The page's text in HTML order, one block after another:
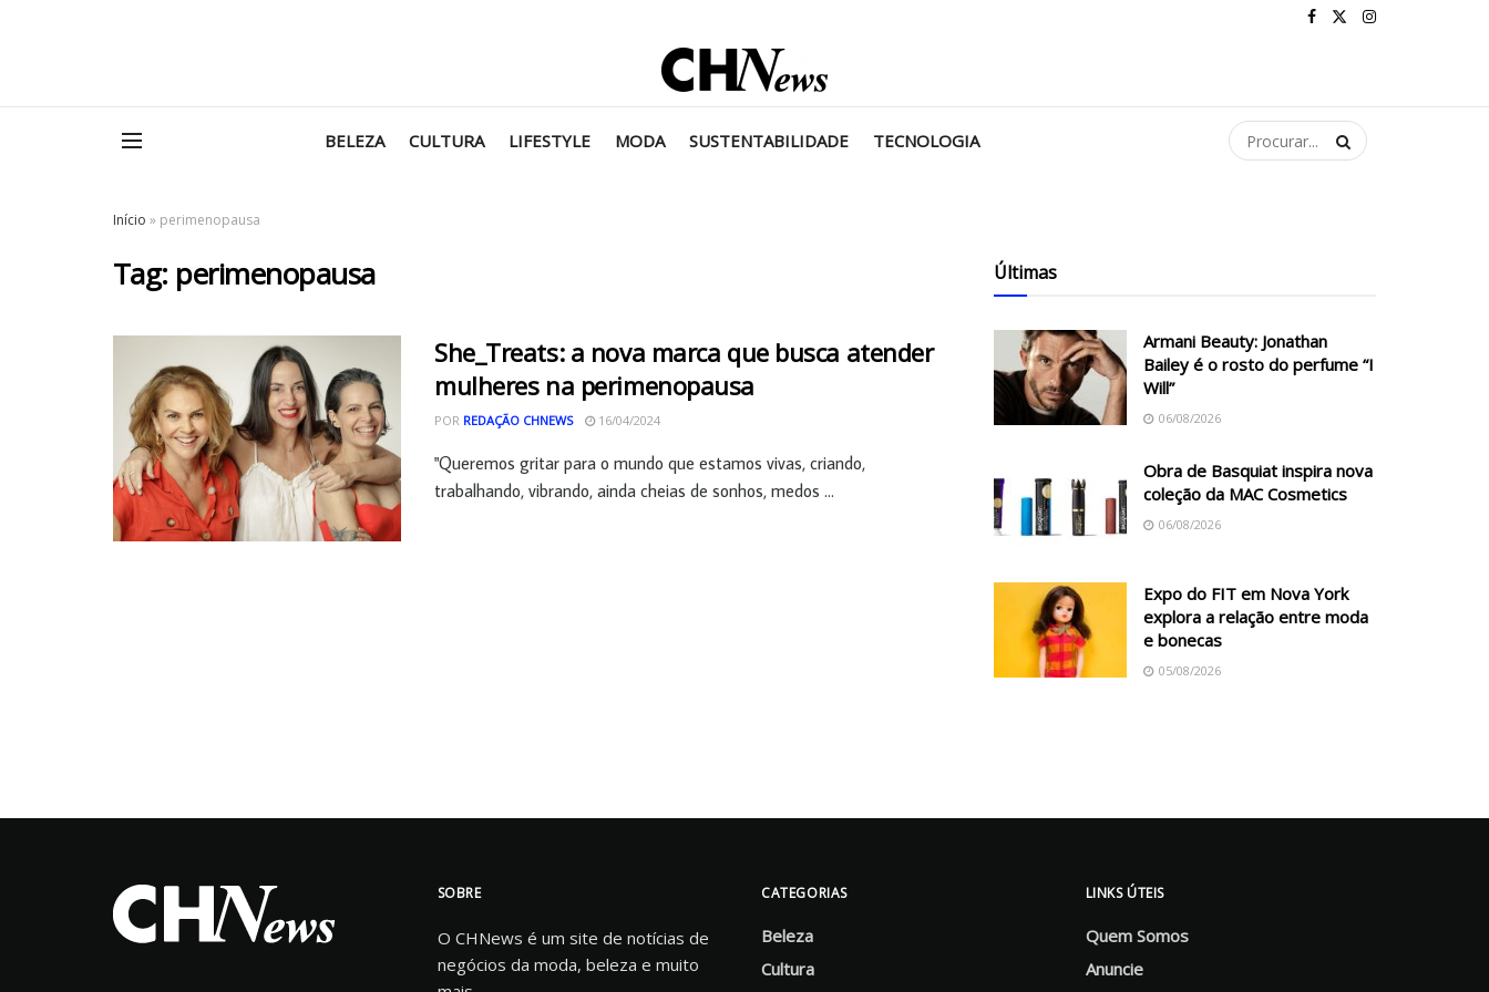
BELEZA CULTURA LIFESTYLE MODA SUSTENTABILIDADE TECNOLOGIA
Início » perimenopausa
Tag: perimenopausa
She_Treats: a nova marca que busca atender
mulheres na perimenopausa
POR REDAÇÃO CHNEWS 16/04/2024
"Queremos gritar para o mundo que estamos vivas, criando,
trabalhando, vibrando, ainda cheias de sonhos, medos ...
Últimas
Armani Beauty: Jonathan
Bailey é o rosto do perfume “I
Will”
06/08/2026
Obra de Basquiat inspira nova
coleção da MAC Cosmetics
06/08/2026
Expo do FIT em Nova York
explora a relação entre moda
e bonecas
05/08/2026
SOBRE
O CHNews é um site de notícias de
negócios da moda, beleza e muito
CATEGORIAS
Beleza
Cultura
LINKS ÚTEIS
Quem Somos
Anuncie